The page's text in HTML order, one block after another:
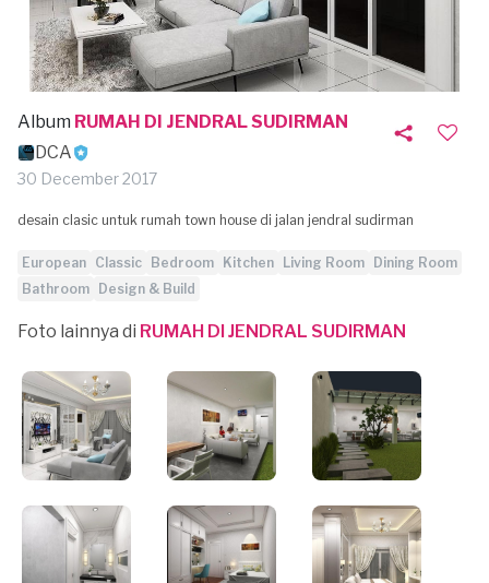
Album RUMAH DI JENDRAL SUDIRMAN
DCA
30 December 2017
desain clasic untuk rumah town house di jalan jendral sudirman
European Classic Bedroom Kitchen Living Room
Dining Room
Bathroom
Design & Build
Foto lainnya di RUMAH DI JENDRAL SUDIRMAN